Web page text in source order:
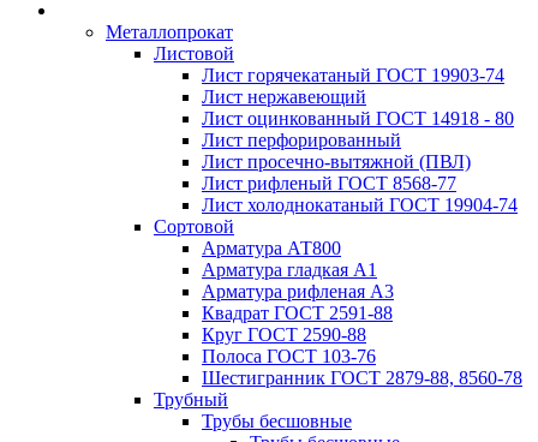
Металлопрокат
Листовой
Лист горячекатаный ГОСТ 19903-74
Лист нержавеющий
Лист оцинкованный ГОСТ 14918 - 80
Лист перфорированный
Лист просечно-вытяжной (ПВЛ)
Лист рифленый ГОСТ 8568-77
Лист холоднокатаный ГОСТ 19904-74
Сортовой
Арматура АТ800
Арматура гладкая А1
Арматура рифленая А3
Квадрат ГОСТ 2591-88
Круг ГОСТ 2590-88
Полоса ГОСТ 103-76
Шестигранник ГОСТ 2879-88, 8560-78
Трубный
Трубы бесшовные